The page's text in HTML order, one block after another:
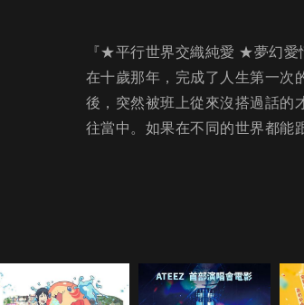
『★平行世界交織純愛 ★夢幻愛
在十歲那年，完成了人生第一次
後，突然被班上從來沒搭過話的
往當中。如果在不同的世界都能